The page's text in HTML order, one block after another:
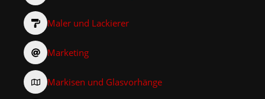
Maler und Lackierer
Marketing
Markisen und Glasvorhänge